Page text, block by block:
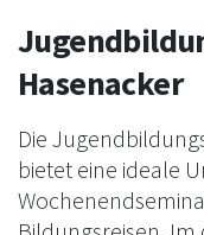
Hasenacker
Die
bietet eine ideale